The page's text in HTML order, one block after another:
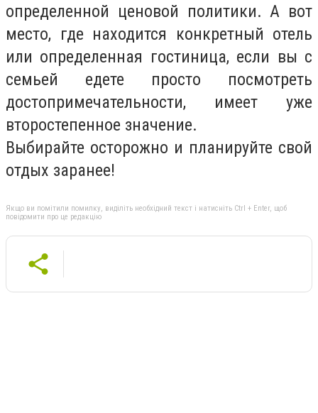
определенной ценовой политики. А вот
место, где находится конкретный отель
или определенная гостиница, если вы с
семьей едете просто посмотреть
достопримечательности, имеет уже
второстепенное значение.
Выбирайте осторожно и планируйте свой
отдых заранее!
Якщо ви помітили помилку, виділіть необхідний текст і натисніть Ctrl + Enter, щоб
повідомити про це редакцію